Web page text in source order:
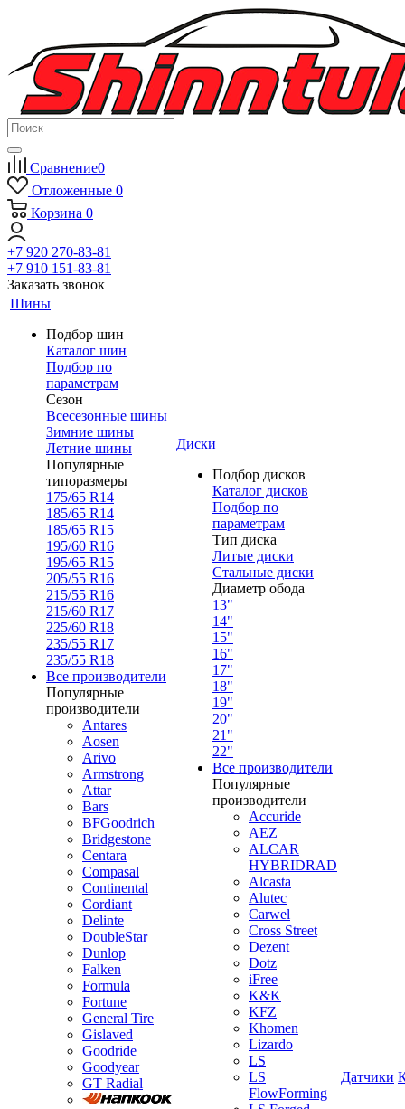
Сравнение0
Отложенные 0
Корзина 0
+7 920 270-83-81
+7 910 151-83-81
Заказать звонок
Шины
Подбор шин
Каталог шин
Подбор по
параметрам
Сезон
Всесезонные шины
Зимние шины
Летние шины
Популярные
типоразмеры
175/65 R14
185/65 R14
185/65 R15
195/60 R16
195/65 R15
205/55 R16
215/55 R16
215/60 R17
225/60 R18
235/55 R17
235/55 R18
Все производители
Популярные
производители
Antares
Aosen
Arivo
Armstrong
Attar
Bars
BFGoodrich
Bridgestone
Centara
Compasal
Continental
Cordiant
Delinte
DoubleStar
Dunlop
Falken
Formula
Fortune
General Tire
Gislaved
Goodride
Goodyear
GT Radial
Диски
Подбор дисков
Каталог дисков
Подбор по
параметрам
Тип диска
Литые диски
Стальные диски
Диаметр обода
13"
14"
15"
16"
17"
18"
19"
20"
21"
22"
Все производители
Популярные
производители
Accuride
AEZ
ALCAR
HYBRIDRAD
Alcasta
Alutec
Carwel
Cross Street
Dezent
Dotz
iFree
K&K
KFZ
Khomen
Lizardo
LS
LS
FlowForming
Датчики